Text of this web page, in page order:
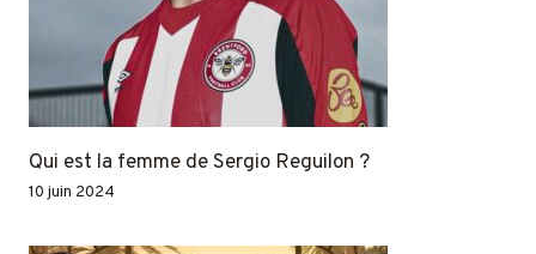
Qui est la femme de Sergio Reguilon ?
10 juin 2024